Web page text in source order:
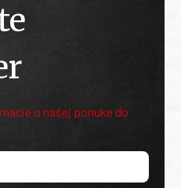
o našej ponuke do